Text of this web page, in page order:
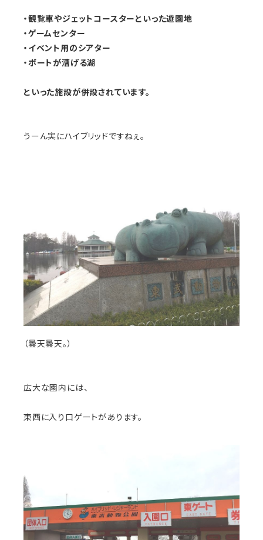
・観覧車やジェットコースターといった遊園地
・ゲームセンター
・イベント用のシアター
・ボートが漕げる湖
といった施設が併設されています。
うーん実にハイブリッドですねぇ。
（曇天曇天。）
広大な園内には、
東西に入り口ゲートがあります。